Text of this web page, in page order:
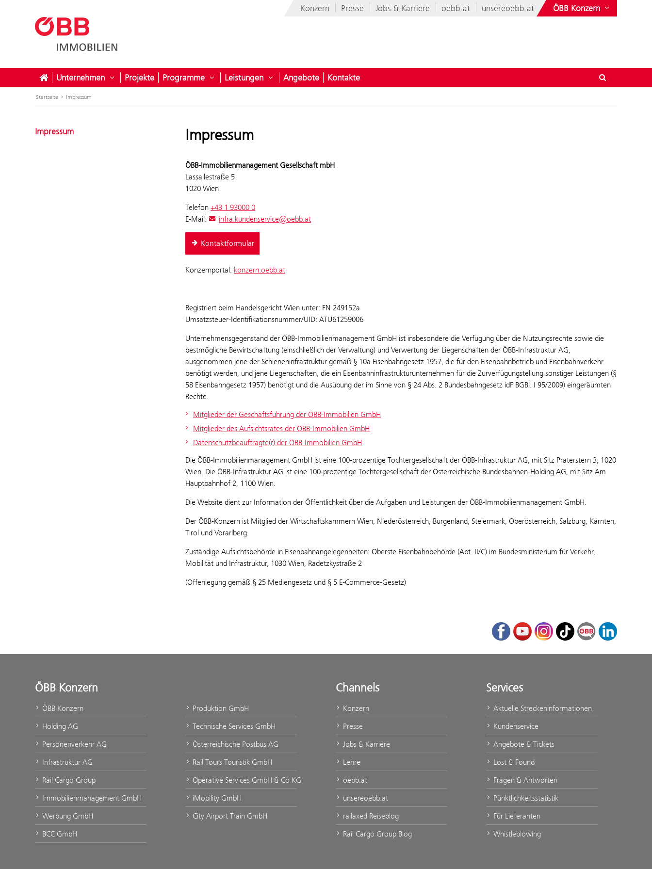
Konzern Presse Jobs & Karriere oebb.at unsereoebb.at ÖBB Konzern
Unternehmen Untermenü öffnen für Unternehmen
Projekte Programme Untermenü öffnen für Programme
Leistungen Untermenü öffnen für Leistungen
Angebote Kontakte
Startseite Impressum
Impressum Impressum
ÖBB-Immobilienmanagement Gesellschaft mbH
Lassallestraße 5
1020 Wien
Telefon +43 1 93000 0
E-Mail:
infra.kundenservice@oebb.at
​Kontaktformular
Konzernportal: konzern.oebb.at
Registriert beim Handelsgericht Wien unter: FN 249152a
Umsatzsteuer-Identifikationsnummer/UID: ATU61259006
Unternehmensgegenstand der ÖBB-Immobilienmanagement GmbH ist insbesondere die Verfügung über die Nutzungsrechte sowie die
bestmögliche Bewirtschaftung (einschließlich der Verwaltung) und Verwertung der Liegenschaften der ÖBB-Infrastruktur AG,
ausgenommen jene der Schieneninfrastruktur gemäß § 10a Eisenbahngesetz 1957, die für den Eisenbahnbetrieb und Eisenbahnverkehr
benötigt werden, und jene Liegenschaften, die ein Eisenbahninfrastrukturunternehmen für die Zurverfügungstellung sonstiger Leistungen (§
58 Eisenbahngesetz 1957) benötigt und die Ausübung der im Sinne von § 24 Abs. 2 Bundesbahngesetz idF BGBl. I 95/2009) eingeräumten
Rechte.
Mitglieder der Geschäftsführung der ÖBB-Immobilien GmbH
Mitglieder des Aufsichtsrates der ÖBB-Immobilien GmbH
Datenschutzbeauftragte(r) der ÖBB-Immobilien GmbH
Die ÖBB-Immobilienmanagement GmbH ist eine 100-prozentige Tochtergesellschaft der ÖBB-Infrastruktur AG, mit Sitz Praterstern 3, 1020
Wien. Die ÖBB-Infrastruktur AG ist eine 100-prozentige Tochtergesellschaft der Österreichische Bundesbahnen-Holding AG, mit Sitz Am
Hauptbahnhof 2, 1100 Wien.
Die Website dient zur Information der Öffentlichkeit über die Aufgaben und Leistungen der ÖBB-Immobilienmanagement GmbH.
Der ÖBB-Konzern ist Mitglied der Wirtschaftskammern Wien, Niederösterreich, Burgenland, Steiermark, Oberösterreich, Salzburg, Kärnten,
Tirol und Vorarlberg.
Zuständige Aufsichtsbehörde in Eisenbahnangelegenheiten: Oberste Eisenbahnbehörde (Abt. II/C) im Bundesministerium für Verkehr,
Mobilität und Infrastruktur, 1030 Wien, Radetzkystraße 2
(Offenlegung gemäß § 25 Mediengesetz und § 5 E-Commerce-Gesetz)
FacebookYoutubeInstagram
TikTok ÖBB Corporate
LinkedIn
ÖBB Konzern
ÖBB Konzern
Holding AG
Personenverkehr AG
Infrastruktur AG
Rail Cargo Group
Immobilienmanagement GmbH
Werbung GmbH
BCC GmbH
Produktion GmbH
Technische Services GmbH
Österreichische Postbus AG
Rail Tours Touristik GmbH
Operative Services GmbH & Co KG
iMobility GmbH
City Airport Train GmbH
Channels
Konzern
Presse
Jobs & Karriere
Lehre
oebb.at
unsereoebb.at
railaxed Reiseblog
Rail Cargo Group Blog
Services
Aktuelle Streckeninformationen
Kundenservice
Angebote & Tickets
Lost & Found
Fragen & Antworten
Pünktlichkeitsstatistik
Für Lieferanten
Whistleblowing